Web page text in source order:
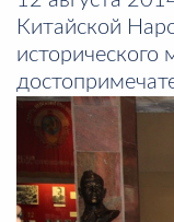
Китайской